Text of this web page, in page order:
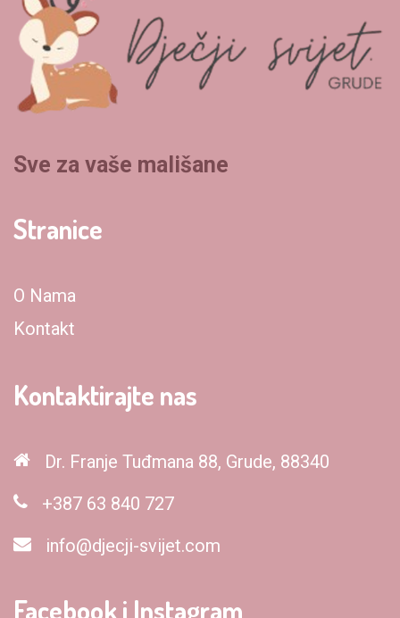
Sve za vaše mališane
Stranice
O Nama
Kontakt
Kontaktirajte nas
Dr. Franje Tuđmana 88, Grude, 88340
+387 63 840 727
info@djecji-svijet.com
Facebook i Instagram